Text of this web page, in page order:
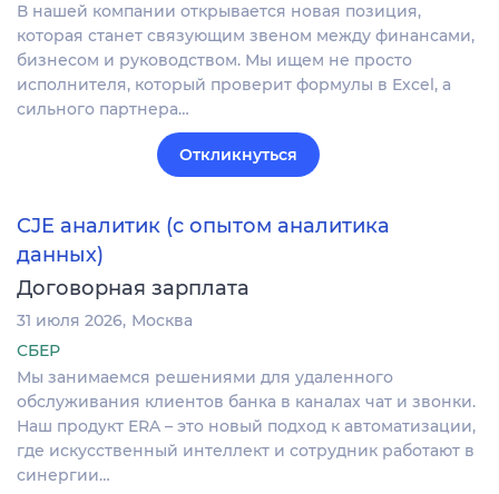
В нашей компании открывается новая позиция,
которая станет связующим звеном между финансами,
бизнесом и руководством. Мы ищем не просто
исполнителя, который проверит формулы в Excel, а
сильного партнера…
Откликнуться
CJE аналитик (с опытом аналитика
данных)
Договорная зарплата
31 июля 2026 Москва
СБЕР
Мы занимаемся решениями для удаленного
обслуживания клиентов банка в каналах чат и звонки.
Наш продукт ERA – это новый подход к автоматизации,
где искусственный интеллект и сотрудник работают в
синергии…